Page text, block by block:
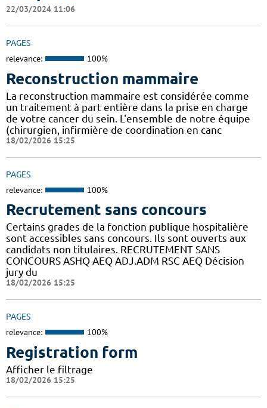
22/03/2024 11:06
PAGES
relevance: 100%
Reconstruction mammaire
La reconstruction mammaire est considérée comme
un traitement à part entière dans la prise en charge
de votre cancer du sein. L'ensemble de notre équipe
(chirurgien, infirmière de coordination en canc
18/02/2026 15:25
PAGES
relevance: 100%
Recrutement sans concours
Certains grades de la fonction publique hospitalière
sont accessibles sans concours. Ils sont ouverts aux
candidats non titulaires. RECRUTEMENT SANS
CONCOURS ASHQ AEQ ADJ.ADM RSC AEQ Décision
jury du
18/02/2026 15:25
PAGES
relevance: 100%
Registration form
Afficher le filtrage
18/02/2026 15:25